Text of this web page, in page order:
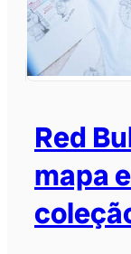
Red
mapa